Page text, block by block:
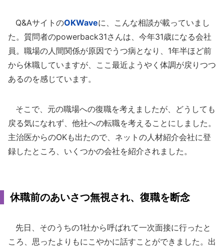
Q&AサイトのOKWaveに、こんな相談が載っていまし
た。質問者のpowerback31さんは、今年31歳になる会社
員。職場の人間関係が原因でうつ病となり、1年半ほど前
から休職していますが、ここ最近ようやく体調が戻りつつ
あるのを感じています。
そこで、元の職場への復職を考えましたが、どうしても
戻る気になれず、他社への転職を考えることにしました。
主治医からのOKも出たので、ネットの人材紹介会社に登
録したところ、いくつかの会社を紹介されました。
休職前のあいさつ無視され、復職を断念
先日、そのうちの1社から呼ばれて一次面接に行ったと
ころ、思ったよりもにこやかに話すことができました。出